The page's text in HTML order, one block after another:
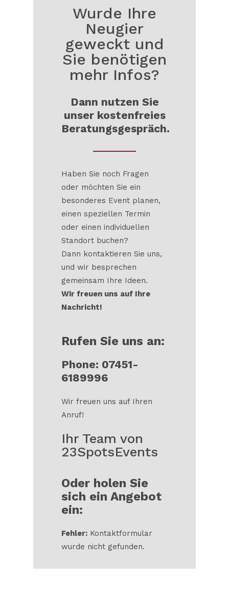
Wurde Ihre
Neugier
geweckt und
Sie benötigen
mehr Infos?
Dann nutzen Sie
unser kostenfreies
Beratungsgespräch.
Haben Sie noch Fragen
oder möchten Sie ein
besonderes Event planen,
einen speziellen Termin
oder einen individuellen
Standort buchen?
Dann kontaktieren Sie uns,
und wir besprechen
gemeinsam Ihre Ideen.
Wir freuen uns auf Ihre
Nachricht!
Rufen Sie uns an:
Phone: 07451-
6189996
Wir freuen uns auf Ihren
Anruf!
Ihr Team von
23SpotsEvents
Oder holen Sie
sich ein Angebot
ein:
Fehler: Kontaktformular
wurde nicht gefunden.